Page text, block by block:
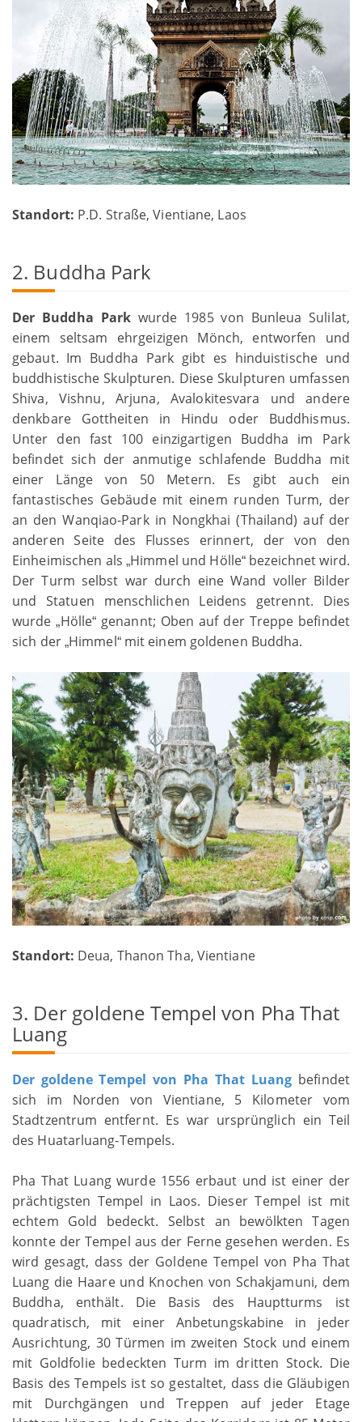
Standort: P.D. Straße, Vientiane, Laos
2. Buddha Park
Der Buddha Park wurde 1985 von Bunleua Sulilat,
einem seltsam ehrgeizigen Mönch, entworfen und
gebaut. Im Buddha Park gibt es hinduistische und
buddhistische Skulpturen. Diese Skulpturen umfassen
Shiva, Vishnu, Arjuna, Avalokitesvara und andere
denkbare Gottheiten in Hindu oder Buddhismus.
Unter den fast 100 einzigartigen Buddha im Park
befindet sich der anmutige schlafende Buddha mit
einer Länge von 50 Metern. Es gibt auch ein
fantastisches Gebäude mit einem runden Turm, der
an den Wanqiao-Park in Nongkhai (Thailand) auf der
anderen Seite des Flusses erinnert, der von den
Einheimischen als„Himmel und Hölle“ bezeichnet wird.
Der Turm selbst war durch eine Wand voller Bilder
und Statuen menschlichen Leidens getrennt. Dies
wurde„Hölle“ genannt; Oben auf der Treppe befindet
sich der „Himmel“mit einem goldenen Buddha.
Standort: Deua, Thanon Tha, Vientiane
3. Der goldene Tempel von Pha That
Luang
Der goldene Tempel von Pha That Luang befindet
sich im Norden von Vientiane, 5 Kilometer vom
Stadtzentrum entfernt. Es war ursprünglich ein Teil
des Huatarluang-Tempels.
Pha That Luang wurde 1556 erbaut und ist einer der
prächtigsten Tempel in Laos. Dieser Tempel ist mit
echtem Gold bedeckt. Selbst an bewölkten Tagen
konnte der Tempel aus der Ferne gesehen werden. Es
wird gesagt, dass der Goldene Tempel von Pha That
Luang die Haare und Knochen von Schakjamuni, dem
Buddha, enthält. Die Basis des Hauptturms ist
quadratisch, mit einer Anbetungskabine in jeder
Ausrichtung, 30 Türmen im zweiten Stock und einem
mit Goldfolie bedeckten Turm im dritten Stock. Die
Basis des Tempels ist so gestaltet, dass die Gläubigen
mit Durchgängen und Treppen auf jeder Etage